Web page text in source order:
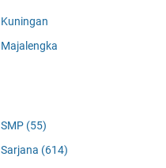
Kuningan
Majalengka
SMP (55)
Sarjana (614)